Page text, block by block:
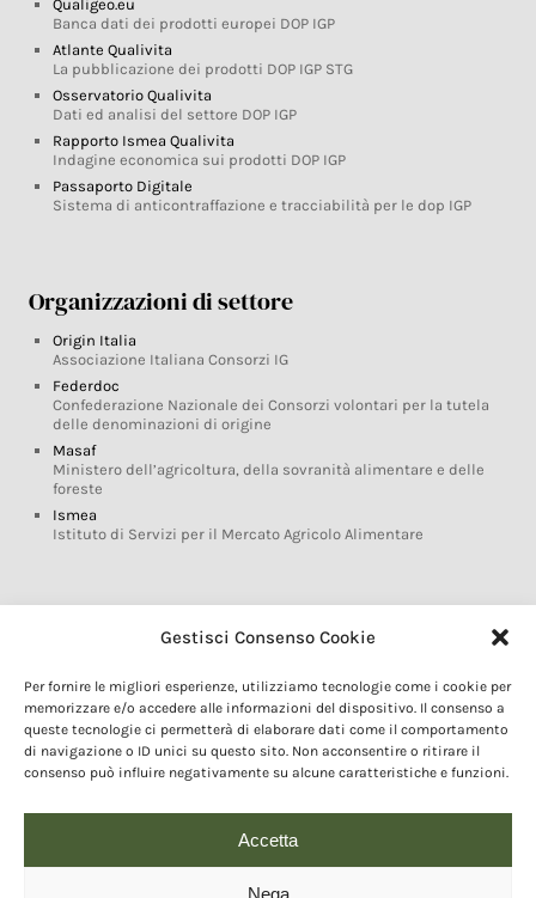
Gestisci Consenso Cookie
Per fornire le migliori esperienze, utilizziamo tecnologie come i cookie per
memorizzare e/o accedere alle informazioni del dispositivo. Il consenso a
queste tecnologie ci permetterà di elaborare dati come il comportamento
di navigazione o ID unici su questo sito. Non acconsentire o ritirare il
consenso può influire negativamente su alcune caratteristiche e funzioni.
Accetta
Nega
Qualigeo.eu
Banca dati dei prodotti europei DOP IGP
Atlante Qualivita
La pubblicazione dei prodotti DOP IGP STG
Osservatorio Qualivita
Dati ed analisi del settore DOP IGP
Rapporto Ismea Qualivita
Indagine economica sui prodotti DOP IGP
Passaporto Digitale
Sistema di anticontraffazione e tracciabilità per le dop IGP
Organizzazioni di settore
Origin Italia
Associazione Italiana Consorzi IG
Federdoc
Confederazione Nazionale dei Consorzi volontari per la tutela
delle denominazioni di origine
Masaf
Ministero dell’agricoltura, della sovranità alimentare e delle
foreste
Ismea
Istituto di Servizi per il Mercato Agricolo Alimentare
Glossario DOP IGP
Marchi DOP IGP
Normativa prodotti DOP IGP
Consorzi di Tutela
Farm To Fork e prodotti DOP IGP